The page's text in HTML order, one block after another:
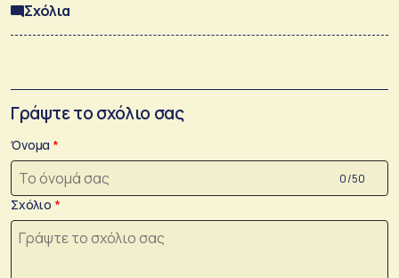
Σχόλια
Γράψτε το σχόλιο σας
Όνομα
0 /50
Σχόλιο